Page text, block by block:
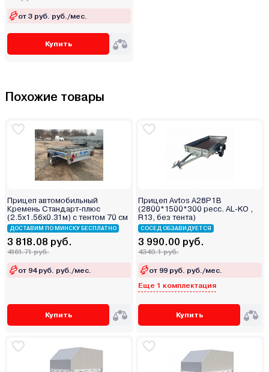
от 3 руб. руб./мес.
Купить
Похожие товары
Прицеп автомобильный
Кремень Стандарт-плюс
(2.5х1.56х0.31м) с тентом 70 см
ДОСТАВИМ ПО МИНСКУ БЕСПЛАТНО
3 818.08 руб.
4161.71 руб.
от 94 руб. руб./мес.
Купить
Прицеп Avtos A28P1B
(2800*1500*300 ресс. AL-KO ,
R13, без тента)
СОСЕД ОБЗАВИДУЕТСЯ
3 990.00 руб.
4349.1 руб.
от 99 руб. руб./мес.
Еще 1 комплектация
Купить